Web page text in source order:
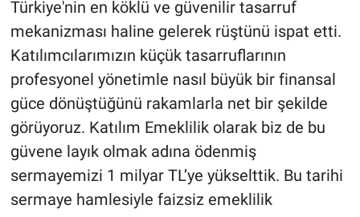
Türkiye'nin en köklü ve güvenilir tasarruf
mekanizması haline gelerek rüştünü ispat etti.
Katılımcılarımızın küçük tasarruflarının
profesyonel yönetimle nasıl büyük bir finansal
güce dönüştüğünü rakamlarla net bir şekilde
görüyoruz. Katılım Emeklilik olarak biz de bu
güvene layık olmak adına ödenmiş
sermayemizi 1 milyar TL’ye yükselttik. Bu tarihi
sermaye hamlesiyle faizsiz emeklilik